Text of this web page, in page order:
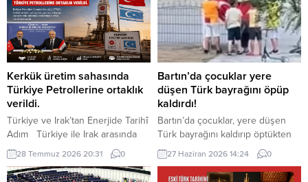
Kerkük üretim sahasında
Türkiye Petrollerine ortaklık
verildi.
Türkiye ve Irak’tan Enerjide Tarihî
Adım Türkiye ile Irak arasında
enerji alanındaki iş birliği yeni bir
aşamaya taşındı. Cumhurbaşkanı
Recep Tayyip Erdoğan, Irak
28 Temmuz 2026 20:31 0
Bartın’da çocuklar yere
düşen Türk bayrağını öpüp
kaldırdı!
Bartın’da çocuklar, yere düşen
Türk bayrağını kaldırıp öptükten
sonra gelen itfaiye ekiplerinin de
yardımıyla göndere çekti. O anlar
cep telefonu kamerası tarafından
27 Haziran 2026 14:24 0